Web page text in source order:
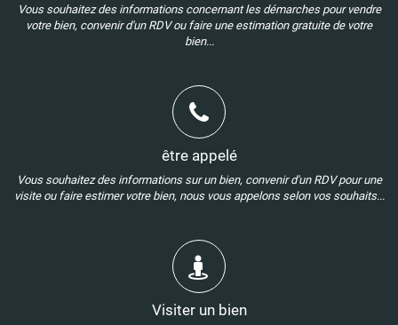
Vous souhaitez des informations concernant les démarches pour vendre
votre bien, convenir d'un RDV ou faire une estimation gratuite de votre
bien...
être appelé
Vous souhaitez des informations sur un bien, convenir d'un RDV pour une
visite ou faire estimer votre bien, nous vous appelons selon vos souhaits...
Visiter un bien